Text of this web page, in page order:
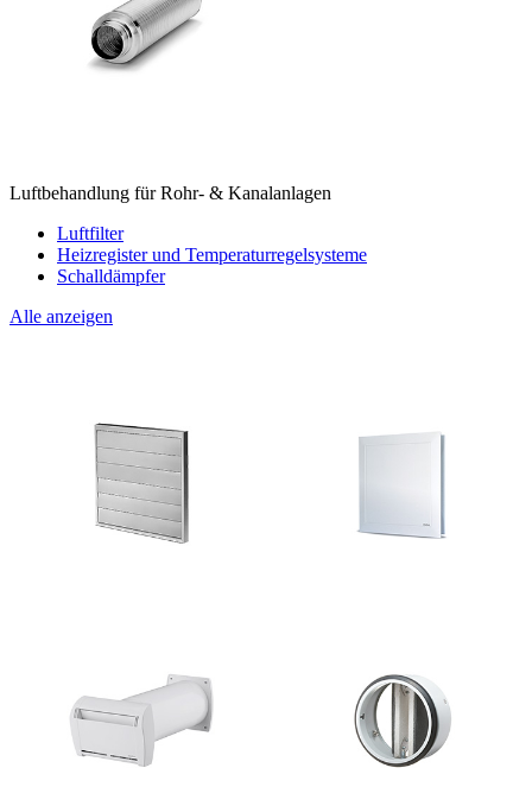
Luftbehandlung für Rohr- & Kanalanlagen
Luftfilter
Heizregister und Temperaturregelsysteme
Schalldämpfer
Alle anzeigen